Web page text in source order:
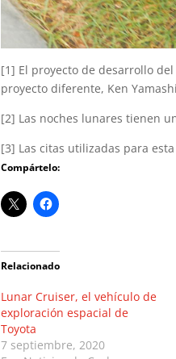
[1] El proyecto de desarrollo
proyecto diferente, Ken
[2] Las noches lunares tienen
[3] Las citas utilizadas para
Compártelo:
Relacionado
Lunar Cruiser, el vehículo de
exploración espacial de
Toyota
7 septiembre, 2020